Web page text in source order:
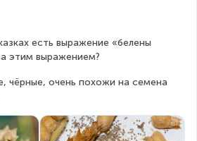
есть выражение «белены
этим выражением?
чёрные, очень похожи на семена